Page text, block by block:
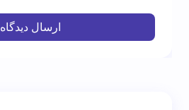
ارسال دیدگاه